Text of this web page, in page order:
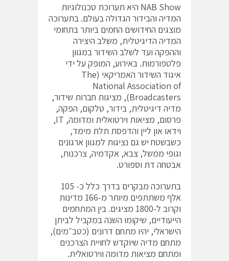
NAB Show היא תערוכת טכנולוגיות
המדיה והבידור הגדולה בעולם. בתערוכה
מוצגים החידושים החמים ביותר בתחומי
המדיה הדיגיטלית, משלב היצירה
וההפקה ועד לשלב השידור במגוון
פלטפורמות. באירוע, המופק על ידי
איגוד השידור האמריקאי (The
National Association of
Broadcasters), מציגות חברות שידור,
מדיה דיגיטלית, בידור, טלקום, הפקה,
פרסום, מציאות וירטואלית ומדומה, IT,
וידאו און ליין והדפסת תלת מימד,
כשבשטח יש גם נציגות למגוון ארגונים
וגופי ממשל, צבא, אקדמיה, צרכנות,
אבטחה דת וספורט.
בתערוכה מבקרים בדרך כלל כ- 105
אלף משתתפים מיותר מ-166 מדינות
וקרוב ל-1800 מציגים. בין המתחמים
הייעודיים, שיקומו השנה במקביל לביתן
הישראלי, יהיו מתחם דרונים (כטב״מים),
מתחם מדיה שיוקדש לחויית הצרכנים
ומתחם מציאות מדומה ווירטואלית.